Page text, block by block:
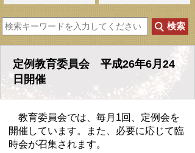
定例教育委員会 平成26年6月24
日開催
教育委員会では、毎月1回、定例会を
開催しています。また、必要に応じて臨
時会が召集されます。